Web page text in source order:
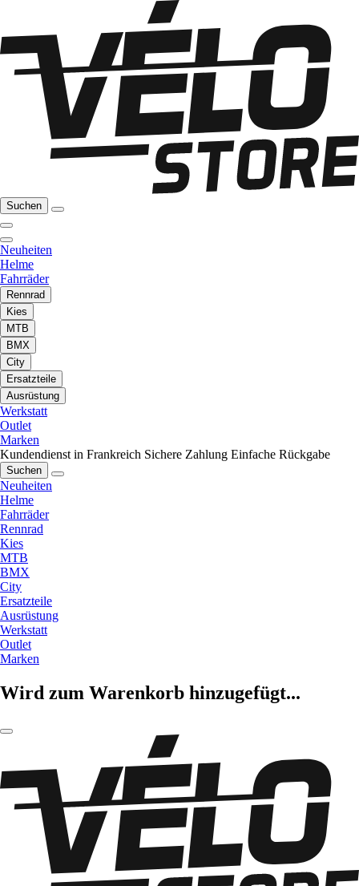
Suchen
Neuheiten
Helme
Fahrräder
Rennrad
Kies
MTB
BMX
City
Ersatzteile
Ausrüstung
Werkstatt
Outlet
Marken
Kundendienst in Frankreich Sichere Zahlung Einfache Rückgabe
Suchen
Neuheiten
Helme
Fahrräder
Rennrad
Kies
MTB
BMX
City
Ersatzteile
Ausrüstung
Werkstatt
Outlet
Marken
Wird zum Warenkorb hinzugefügt...